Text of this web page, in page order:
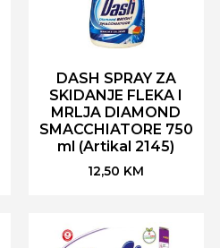
DASH SPRAY ZA
SKIDANJE FLEKA I
MRLJA DIAMOND
SMACCHIATORE 750
ml (Artikal 2145)
12,50 KM